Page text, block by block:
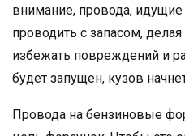
внимание, провода,
проводить с запасом,
избежать повреждений и
будет запущен, кузов
Провода на бензиновые